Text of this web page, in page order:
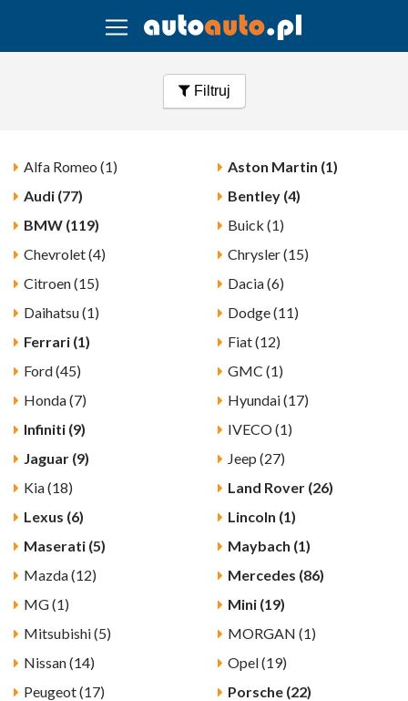
Filtruj
Alfa Romeo (1)
Aston Martin (1)
Audi (77)
Bentley (4)
BMW (119)
Buick (1)
Chevrolet (4)
Chrysler (15)
Citroen (15)
Dacia (6)
Daihatsu (1)
Dodge (11)
Ferrari (1)
Fiat (12)
Ford (45)
GMC (1)
Honda (7)
Hyundai (17)
Infiniti (9)
IVECO (1)
Jaguar (9)
Jeep (27)
Kia (18)
Land Rover (26)
Lexus (6)
Lincoln (1)
Maserati (5)
Maybach (1)
Mazda (12)
Mercedes (86)
MG (1)
Mini (19)
Mitsubishi (5)
MORGAN (1)
Nissan (14)
Opel (19)
Peugeot (17)
Porsche (22)